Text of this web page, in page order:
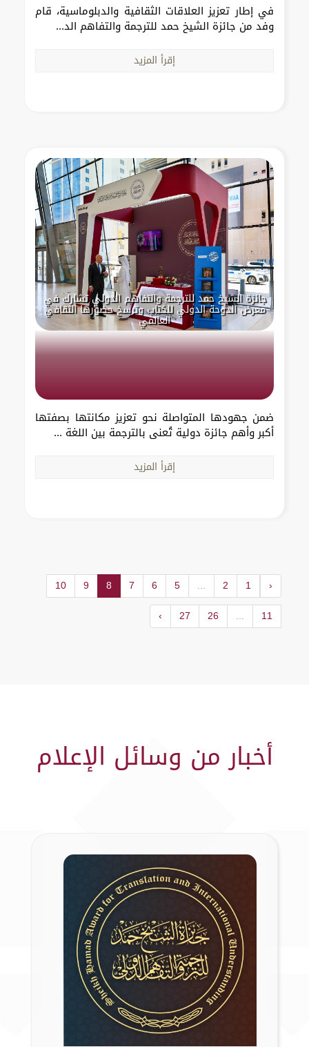
في إطار تعزيز العلاقات الثقافية والدبلوماسية، قام
وفد من جائزة الشيخ حمد للترجمة والتفاهم الد...
إقرأ المزيد
جائزة الشيخ حمد للترجمة والتفاهم الدولي تشارك في
معرض الدوحة الدولي للكتاب وترسخ حضورها الثقافي
العالمي
ضمن جهودها المتواصلة نحو تعزيز مكانتها بصفتها
أكبر وأهم جائزة دولية تُعنى بالترجمة بين اللغة ...
إقرأ المزيد
‹
1
2
...
5
6
7
8
9
10
11
...
26
27
›
أخبار من وسائل الإعلام